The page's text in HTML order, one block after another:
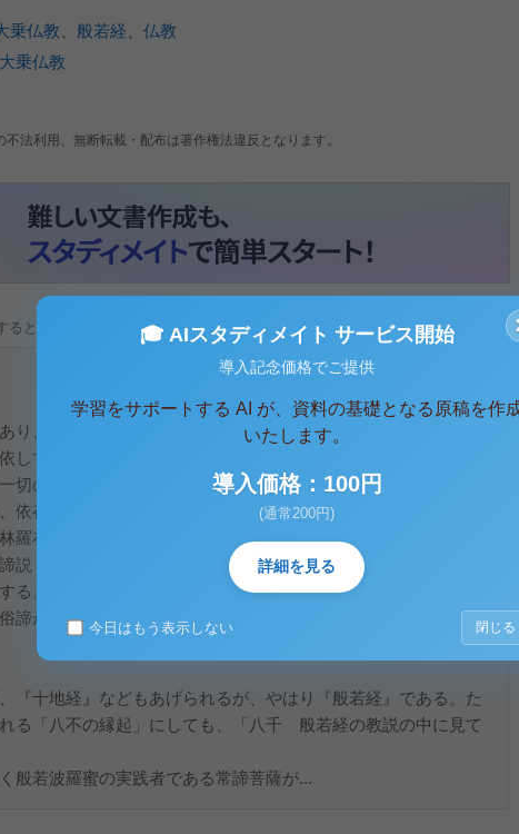
乗仏教 般若経
仏教
大乗仏教
法利用、無断転載・配布は著作権法違反となります。
ると、テキストデータがみえます。 )
、大乗仏教の創立者。大乗仏教の基本的立場は「空」であ
して生じさせる働き、条件つけの関係によって成立している、
切のもの、及ぶ人々の認識、感覚、概念、意識、また、地、
依存的関係があり、不真実なものである。
布の「世間万物」はどうやって解説すればいいだろうか。こ
説（真諦説、俗諦説）を提起した。仏陀は凡夫に、俗諦を採用
る。また、真理を洞察できる人に、真諦を採用し、世界と衆生
諦があれば、真諦が達するという考えを提唱する。
『十地経』などもあげられるが、やはり『般若経』である。た
る「八不の縁起」にしても、「八千 般若経の教説の中に見て
般若波羅蜜の実践者である常諦菩薩が...
🎓 AIスタディメイト サービス開始
導入記念価格でご提供
学習をサポートする AI が、資料の基礎となる原稿を作
いたします。
導入価格：100円
(通常200円)
詳細を見る
今日はもう表示しない 閉じる